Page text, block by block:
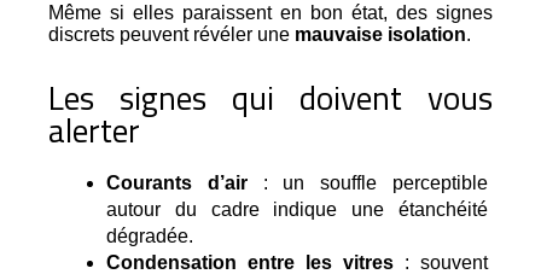
Même si elles paraissent en bon état, des signes
discrets peuvent révéler une mauvaise isolation.
Les signes qui doivent vous
alerter
Courants d’air : un souffle perceptible
autour du cadre indique une étanchéité
dégradée.
Condensation entre les vitres : souvent